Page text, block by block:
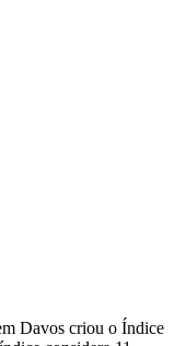
Davos criou o Índice